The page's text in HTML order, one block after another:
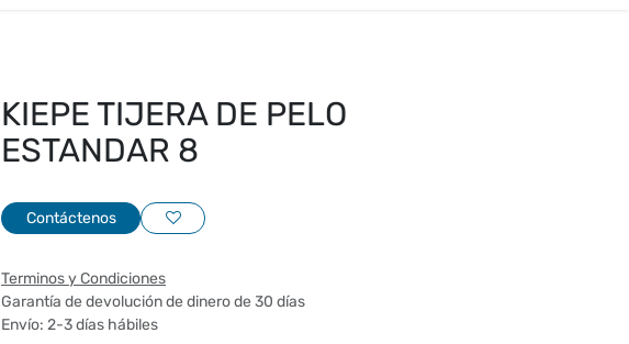
KIEPE TIJERA DE PELO
ESTANDAR 8
Contáctenos
Terminos y Condiciones
Garantía de devolución de dinero de 30 días
Envío: 2-3 días hábiles